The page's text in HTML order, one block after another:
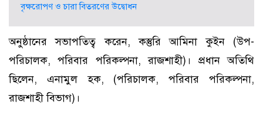
বৃক্ষরোপণ ও চারা বিতরণের উদ্বোধন
অনুষ্ঠানের সভাপতিত্ব করেন, কস্তুরি আমিনা কুইন (উপ-
পরিচালক, পরিবার পরিকল্পনা, রাজশাহী)। প্রধান অতিথি
ছিলেন, এনামুল হক, (পরিচালক, পরিবার পরিকল্পনা,
রাজশাহী বিভাগ)।